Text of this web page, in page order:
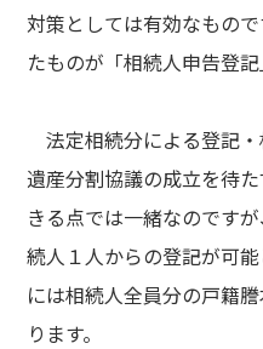
対策としては有効なもの
たものが「相続人申告登記
法定相続分による登記
遺産分割協議の成立を待
きる点では一緒なのです
続人１人からの登記が可
には相続人全員分の戸籍
ります。